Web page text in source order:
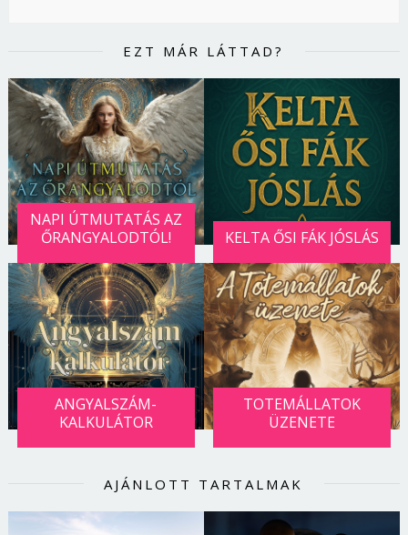
EZT MÁR LÁTTAD?
NAPI ÚTMUTATÁS AZ
ŐRANGYALODTÓL!
KELTA ŐSI FÁK JÓSLÁS
ANGYALSZÁM-
KALKULÁTOR
TOTEMÁLLATOK
ÜZENETE
AJÁNLOTT TARTALMAK